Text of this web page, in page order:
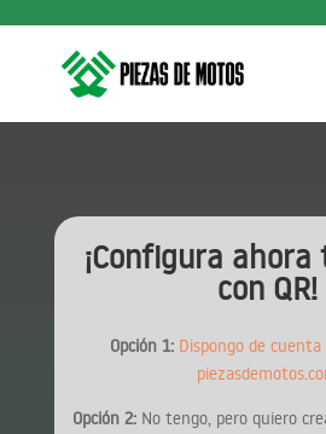
¡Configura
con QR!
Opción 1: Dispongo de
Opción 2:No tengo, pero quiero